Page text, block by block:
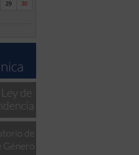
29 30